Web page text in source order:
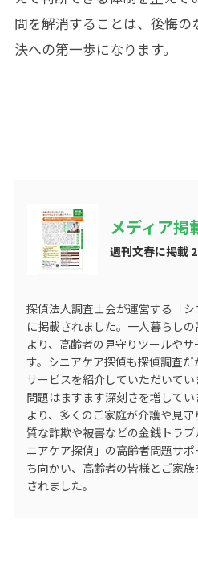
問を解消することは、後悔
決への第一歩になります。
メディア掲
週刊文春に掲載
探偵法人調査士会が運営する 「
に掲載されました。一人暮らし
より、高齢者の見守りツールや
す。シニアケア探偵も探偵調査
サービスを紹介していただいて
問題はますます深刻さを増して
より、多くのご家庭が介護や見
質な詐欺や被害などの金銭トラ
ニアケア探偵」の高齢者問題サ
ち向かい、高齢者の皆様とご家
されました。